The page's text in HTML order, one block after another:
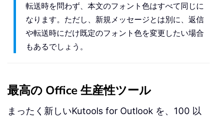
転送時を問わず、本文のフォント色はすべて同じに
なります。ただし、新規メッセージとは別に、返信
や転送時にだけ既定のフォント色を変更したい場合
もあるでしょう。
最高の Office 生産性ツール
まったく新しいKutools for Outlook を、100 以